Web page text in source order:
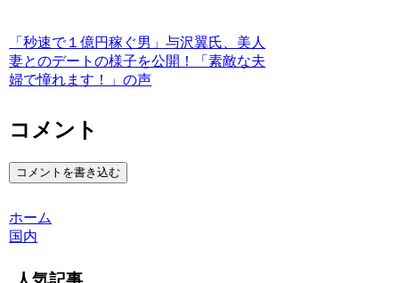
「秒速で１億円稼ぐ男」与沢翼氏、美人
妻とのデートの様子を公開！「素敵な夫
婦で憧れます！」の声
コメント
コメントを書き込む
ホーム
国内